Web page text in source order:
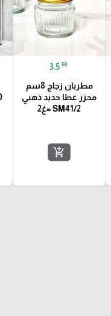
3.5 ₪
مطربان زجاج 8سم
محزز غطا حديد ذهبي
SM41/2 =غ2
add_shopping_cart